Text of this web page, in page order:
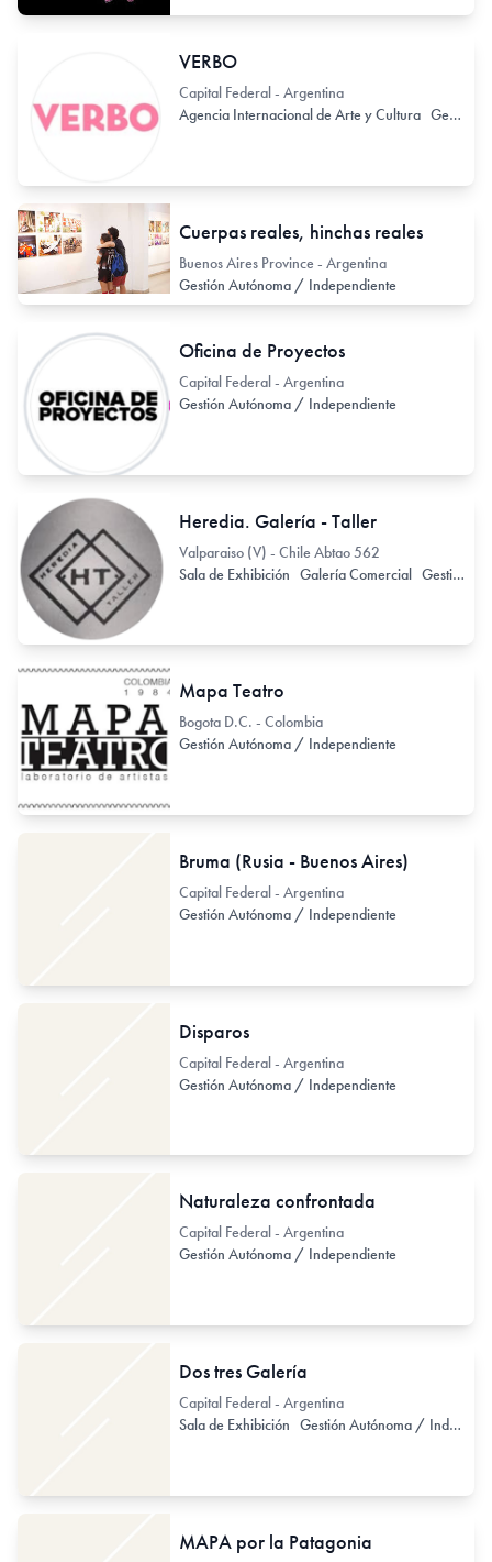
VERBO
Capital Federal - Argentina
Agencia Internacional de Arte y Cultura Gestión Autónoma / Independiente
Cuerpas reales, hinchas reales
Buenos Aires Province - Argentina
Gestión Autónoma / Independiente
Oficina de Proyectos
Capital Federal - Argentina
Gestión Autónoma / Independiente
Heredia. Galería - Taller
Valparaiso (V) - Chile Abtao 562
Sala de Exhibición Galería Comercial Gestión Autónoma / Independiente
Mapa Teatro
Bogota D.C. - Colombia
Gestión Autónoma / Independiente
Bruma (Rusia - Buenos Aires)
Capital Federal - Argentina
Gestión Autónoma / Independiente
Disparos
Capital Federal - Argentina
Gestión Autónoma / Independiente
Naturaleza confrontada
Capital Federal - Argentina
Gestión Autónoma / Independiente
Dos tres Galería
Capital Federal - Argentina
Sala de Exhibición Gestión Autónoma / Independiente
MAPA por la Patagonia